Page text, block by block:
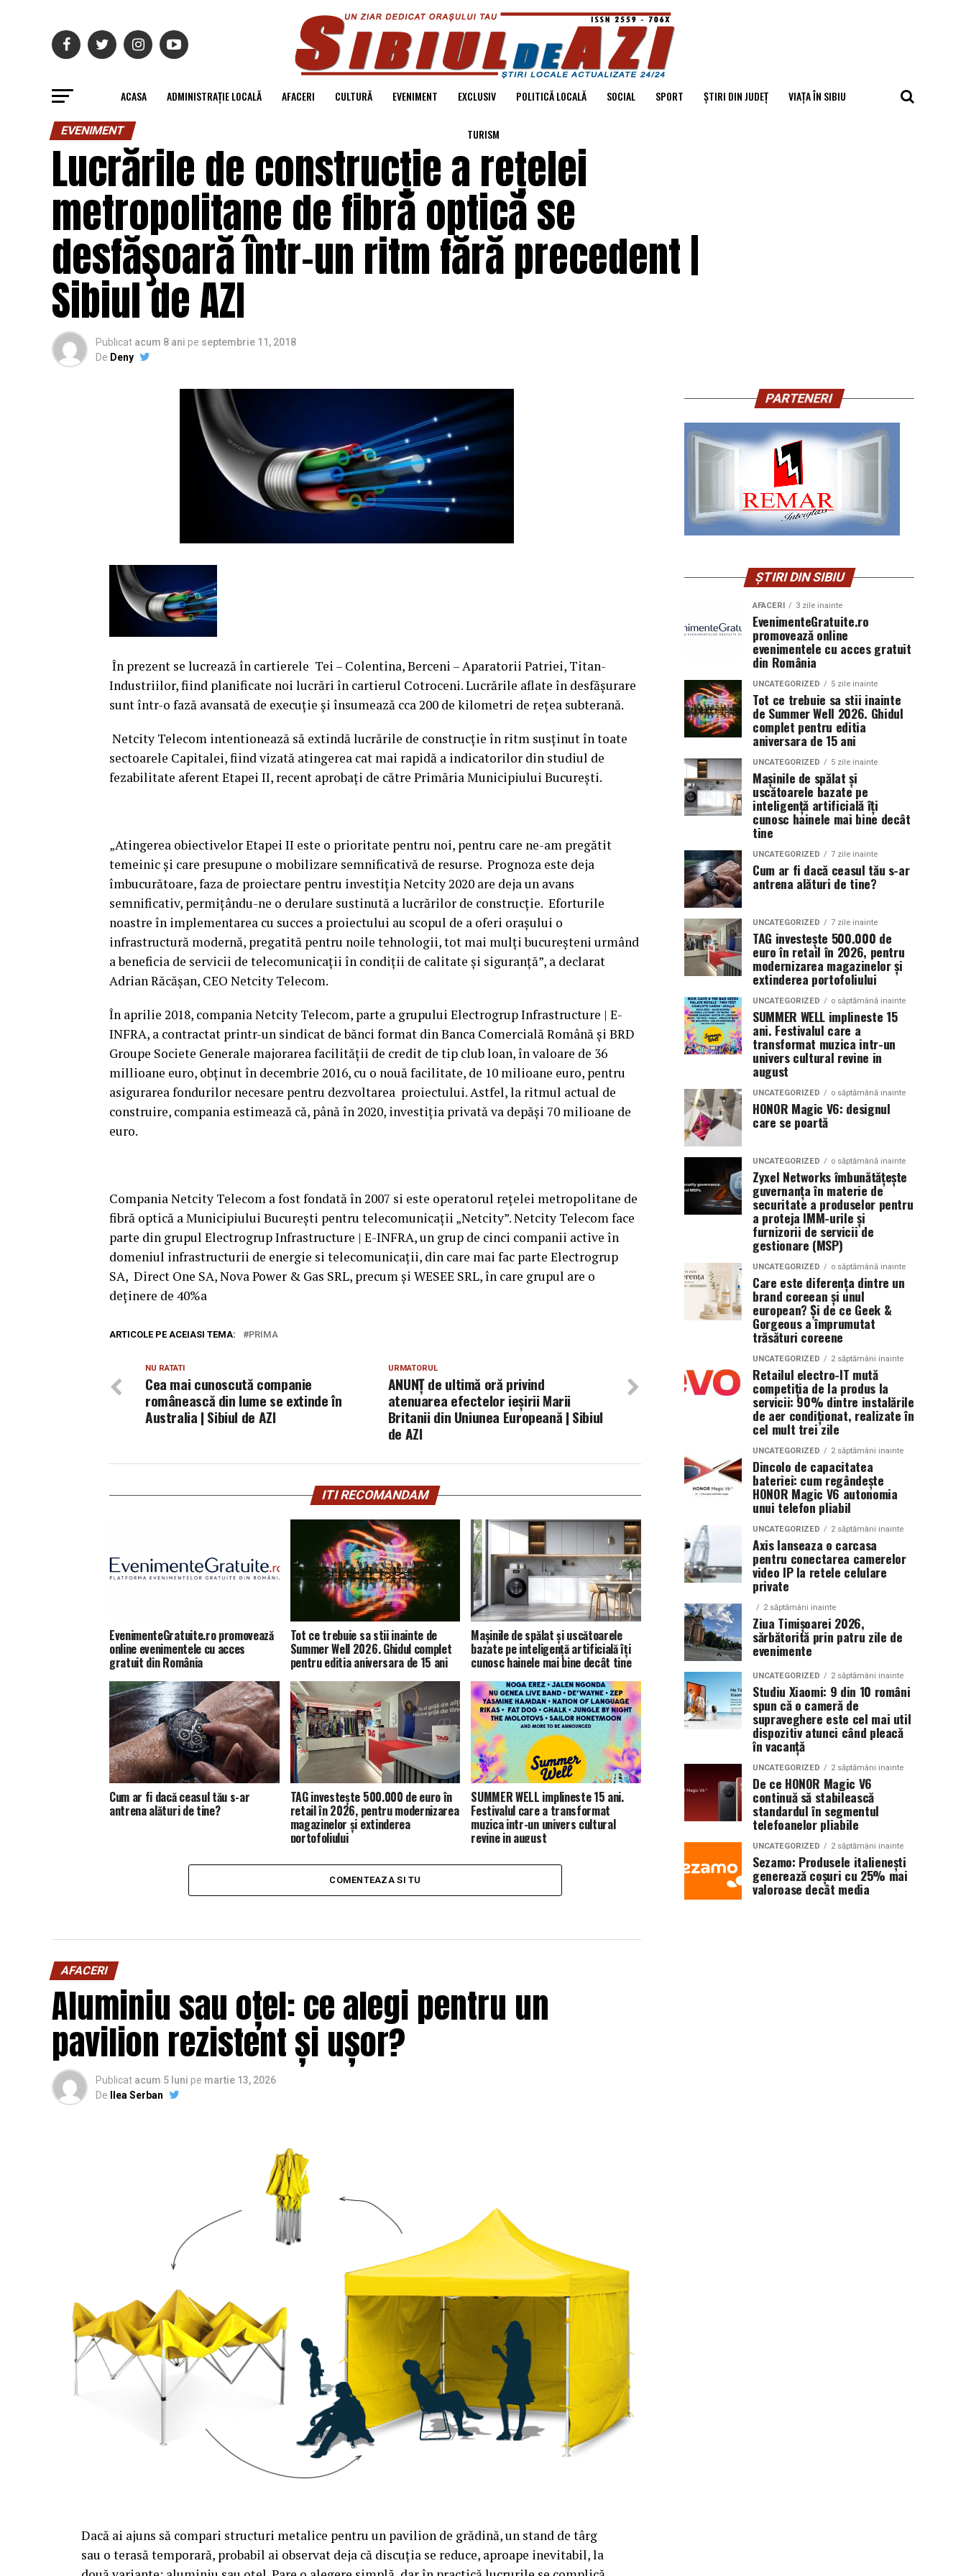
ACASA ADMINISTRAȚIE LOCALĂ AFACERI CULTURĂ EVENIMENT EXCLUSIV POLITICĂ LOCALĂ SOCIAL SPORT ȘTIRI DIN JUDEȚ VIAȚA ÎN SIBIU
TURISM
EVENIMENT
Lucrările de construcție a rețelei
metropolitane de fibră optică se
desfăşoară într-un ritm fără precedent |
Sibiul de AZI
Publicat acum 8 ani pe septembrie 11, 2018
De Deny
În prezent se lucrează în cartierele Tei – Colentina, Berceni – Aparatorii Patriei, Titan-
Industriilor, fiind planificate noi lucrări în cartierul Cotroceni. Lucrările aflate în desfăşurare
sunt într-o fază avansată de execuţie şi însumează cca 200 de kilometri de reţea subterană.
Netcity Telecom intentionează să extindă lucrările de construcţie în ritm susţinut în toate
sectoarele Capitalei, fiind vizată atingerea cat mai rapidă a indicatorilor din studiul de
fezabilitate aferent Etapei II, recent aprobaţi de către Primăria Municipiului Bucureşti.
„Atingerea obiectivelor Etapei II este o prioritate pentru noi, pentru care ne-am pregătit
temeinic şi care presupune o mobilizare semnificativă de resurse. Prognoza este deja
îmbucurătoare, faza de proiectare pentru investiţia Netcity 2020 are deja un avans
semnificativ, permiţându-ne o derulare sustinută a lucrărilor de construcţie. Eforturile
noastre în implementarea cu succes a proiectului au scopul de a oferi oraşului o
infrastructură modernă, pregatită pentru noile tehnologii, tot mai mulţi bucureşteni urmând
a beneficia de servicii de telecomunicaţii în condiţii de calitate şi siguranţă”, a declarat
Adrian Răcăşan, CEO Netcity Telecom.
În aprilie 2018, compania Netcity Telecom, parte a grupului Electrogrup Infrastructure | E-
INFRA, a contractat printr-un sindicat de bănci format din Banca Comercială Română şi BRD
Groupe Societe Generale majorarea facilităţii de credit de tip club loan, în valoare de 36
millioane euro, obţinut în decembrie 2016, cu o nouă facilitate, de 10 milioane euro, pentru
asigurarea fondurilor necesare pentru dezvoltarea proiectului. Astfel, la ritmul actual de
construire, compania estimează că, până în 2020, investiţia privată va depăşi 70 milioane de
euro.
Compania Netcity Telecom a fost fondată în 2007 si este operatorul reţelei metropolitane de
fibră optică a Municipiului Bucureşti pentru telecomunicaţii „Netcity”. Netcity Telecom face
parte din grupul Electrogrup Infrastructure | E-INFRA, un grup de cinci companii active în
domeniul infrastructurii de energie si telecomunicaţii, din care mai fac parte Electrogrup
SA, Direct One SA, Nova Power & Gas SRL, precum şi WESEE SRL, în care grupul are o
deţinere de 40%a
ARTICOLE PE ACEIASI TEMA: PRIMA
URMATORUL
ANUNȚ de ultimă oră privind
atenuarea efectelor ieşirii Marii
Britanii din Uniunea Europeană | Sibiul
de AZI
NU RATATI
Cea mai cunoscută companie
românească din lume se extinde în
Australia | Sibiul de AZI
ITI RECOMANDAM
EvenimenteGratuite.ro promovează
online evenimentele cu acces
gratuit din România
Tot ce trebuie sa stii inainte de
Summer Well 2026. Ghidul complet
pentru editia aniversara de 15 ani
Mașinile de spălat și uscătoarele
bazate pe inteligență artificială îți
cunosc hainele mai bine decât tine
Cum ar fi dacă ceasul tău s-ar
antrena alături de tine?
TAG investește 500.000 de euro în
retail în 2026, pentru modernizarea
magazinelor și extinderea
portofoliului
SUMMER WELL implineste 15 ani.
Festivalul care a transformat
muzica intr-un univers cultural
revine in august
COMENTEAZA SI TU
AFACERI
Aluminiu sau oțel: ce alegi pentru un
pavilion rezistent și ușor?
Publicat acum 5 luni pe martie 13, 2026
De
Ilea Serban
Dacă ai ajuns să compari structuri metalice pentru un pavilion de grădină, un stand de târg
sau o terasă temporară, probabil ai observat deja că discuția se reduce, aproape inevitabil, la
PARTENERI
ȘTIRI DIN SIBIU
AFACERI 3 zile inainte
EvenimenteGratuite.ro
promovează online
evenimentele cu acces gratuit
din România
UNCATEGORIZED 5 zile inainte
Tot ce trebuie sa stii inainte
de Summer Well 2026. Ghidul
complet pentru editia
aniversara de 15 ani
UNCATEGORIZED 5 zile inainte
Mașinile de spălat și
uscătoarele bazate pe
inteligență artificială îți
cunosc hainele mai bine decât
tine
UNCATEGORIZED 7 zile inainte
Cum ar fi dacă ceasul tău s-ar
antrena alături de tine?
UNCATEGORIZED 7 zile inainte
TAG investește 500.000 de
euro în retail în 2026, pentru
modernizarea magazinelor și
extinderea portofoliului
UNCATEGORIZED o săptămână inainte
SUMMER WELL implineste 15
ani. Festivalul care a
transformat muzica intr-un
univers cultural revine in
august
UNCATEGORIZED o săptămână inainte
HONOR Magic V6: designul
care se poartă
UNCATEGORIZED o săptămână inainte
Zyxel Networks îmbunătățește
guvernanța în materie de
securitate a produselor pentru
a proteja IMM-urile și
furnizorii de servicii de
gestionare (MSP)
UNCATEGORIZED o săptămână inainte
Care este diferența dintre un
brand coreean și unul
european? Și de ce Geek &
Gorgeous a împrumutat
trăsături coreene
UNCATEGORIZED 2 săptămâni inainte
Retailul electro-IT mută
competiția de la produs la
servicii: 90% dintre instalările
de aer condiționat, realizate în
cel mult trei zile
UNCATEGORIZED 2 săptămâni inainte
Dincolo de capacitatea
bateriei: cum regândește
HONOR Magic V6 autonomia
unui telefon pliabil
UNCATEGORIZED 2 săptămâni inainte
Axis lanseaza o carcasa
pentru conectarea camerelor
video IP la retele celulare
private
2 săptămâni inainte
Ziua Timișoarei 2026,
sărbătorită prin patru zile de
evenimente
UNCATEGORIZED 2 săptămâni inainte
Studiu Xiaomi: 9 din 10 români
spun că o cameră de
supraveghere este cel mai util
dispozitiv atunci când pleacă
în vacanță
UNCATEGORIZED 2 săptămâni inainte
De ce HONOR Magic V6
continuă să stabilească
standardul în segmentul
telefoanelor pliabile
UNCATEGORIZED 2 săptămâni inainte
Sezamo: Produsele italienești
generează coșuri cu 25% mai
valoroase decât media